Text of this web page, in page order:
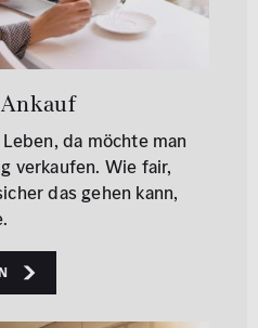
da möchte man
verkaufen. Wie fair,
das gehen kann,